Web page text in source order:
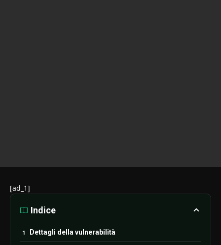
[ad_1]
Indice
Dettagli della vulnerabilità